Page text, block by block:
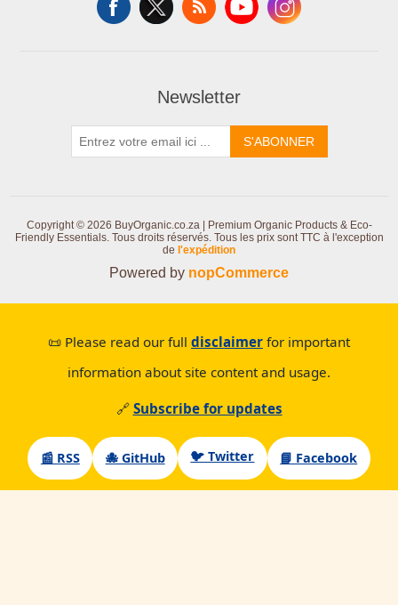
Newsletter
S'ABONNER
Copyright © 2026 BuyOrganic.co.za | Premium Organic Products & Eco-
Friendly Essentials. Tous droits réservés. Tous les prix sont TTC à l'exception
de l'expédition
Powered by nopCommerce
📜 Please read our full disclaimer for important
information about site content and usage.
🔗 Subscribe for updates
📰 RSS 🐙 GitHub 🐦 Twitter 📘 Facebook